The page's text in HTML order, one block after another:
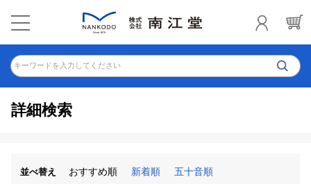
キーワードを入力してください
詳細検索
並べ替え おすすめ順 新着順 五十音順